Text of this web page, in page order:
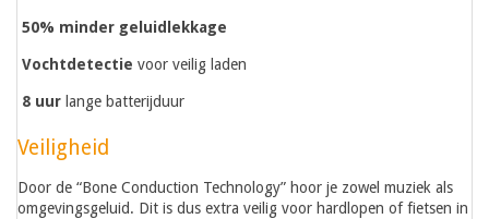
50% minder geluidlekkage
Vochtdetectie voor veilig laden
8 uur lange batterijduur
Veiligheid
Door de “Bone Conduction Technology” hoor je zowel muziek als
omgevingsgeluid. Dit is dus extra veilig voor hardlopen of fietsen in